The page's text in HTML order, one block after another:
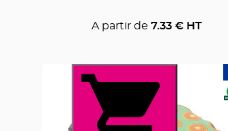
A partir de 7.33€ HT